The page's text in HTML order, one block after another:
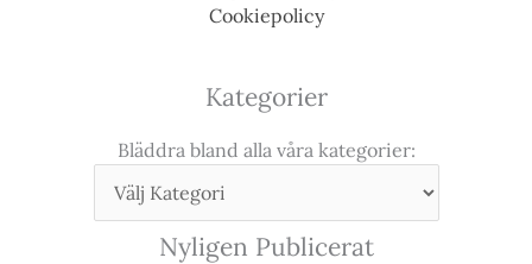
Cookiepolicy
Kategorier
Bläddra bland alla våra kategorier:
Nyligen Publicerat